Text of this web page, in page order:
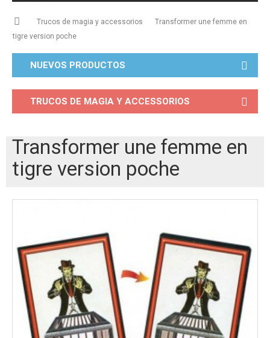
Trucos de magia y accessorios
Transformer une femme en
tigre version poche
NUEVOS PRODUCTOS
TRUCOS DE MAGIA Y ACCESSORIOS
Transformer une femme en
tigre version poche